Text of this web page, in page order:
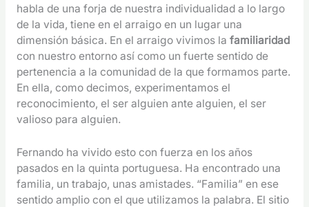
habla de una forja de nuestra individualidad a lo largo
de la vida, tiene en el arraigo en un lugar una
dimensión básica. En el arraigo vivimos la familiaridad
con nuestro entorno así como un fuerte sentido de
pertenencia a la comunidad de la que formamos parte.
En ella, como decimos, experimentamos el
reconocimiento, el ser alguien ante alguien, el ser
valioso para alguien.
Fernando ha vivido esto con fuerza en los años
pasados en la quinta portuguesa. Ha encontrado una
familia, un trabajo, unas amistades. “Familia” en ese
sentido amplio con el que utilizamos la palabra. El sitio